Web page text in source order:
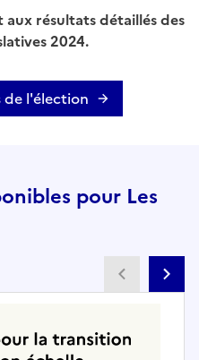
résultats détaillés des
2024.
de l'élection
pour Les